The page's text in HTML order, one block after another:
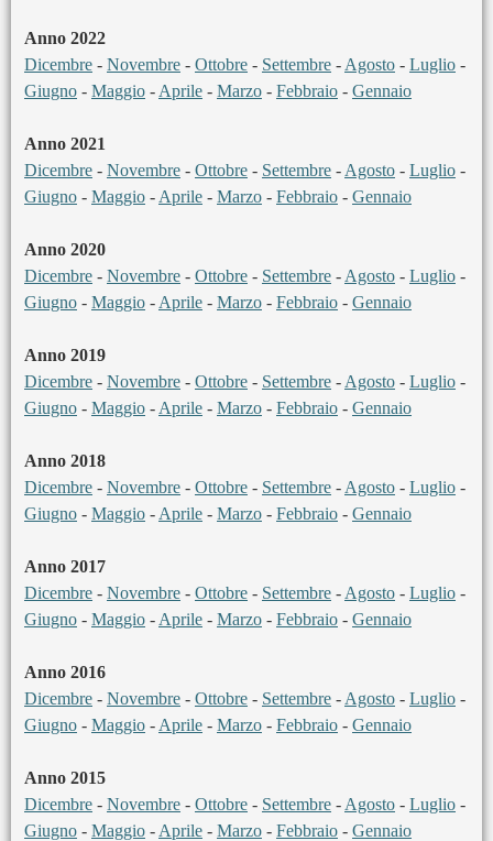
Anno 2022
Dicembre - Novembre - Ottobre - Settembre - Agosto - Luglio -
Giugno - Maggio - Aprile - Marzo - Febbraio - Gennaio
Anno 2021
Dicembre - Novembre - Ottobre - Settembre - Agosto - Luglio -
Giugno - Maggio - Aprile - Marzo - Febbraio - Gennaio
Anno 2020
Dicembre - Novembre - Ottobre - Settembre - Agosto - Luglio -
Giugno - Maggio - Aprile - Marzo - Febbraio - Gennaio
Anno 2019
Dicembre - Novembre - Ottobre - Settembre - Agosto - Luglio -
Giugno - Maggio - Aprile - Marzo - Febbraio - Gennaio
Anno 2018
Dicembre - Novembre - Ottobre - Settembre - Agosto - Luglio -
Giugno - Maggio - Aprile - Marzo - Febbraio - Gennaio
Anno 2017
Dicembre - Novembre - Ottobre - Settembre - Agosto - Luglio -
Giugno - Maggio - Aprile - Marzo - Febbraio - Gennaio
Anno 2016
Dicembre - Novembre - Ottobre - Settembre - Agosto - Luglio -
Giugno - Maggio - Aprile - Marzo - Febbraio - Gennaio
Anno 2015
Dicembre - Novembre - Ottobre - Settembre - Agosto - Luglio -
Giugno - Maggio - Aprile - Marzo - Febbraio - Gennaio